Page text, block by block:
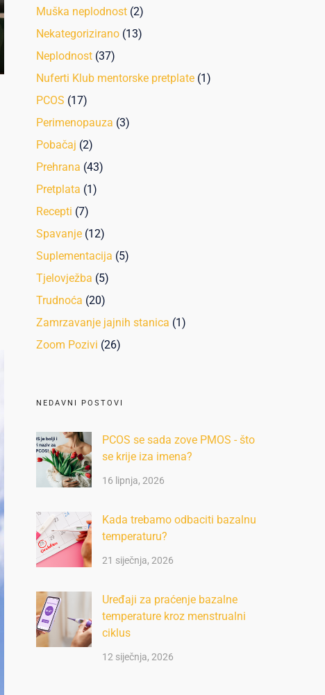
Muška neplodnost (2)
Nekategorizirano (13)
Neplodnost (37)
Nuferti Klub mentorske pretplate (1)
PCOS (17)
Perimenopauza (3)
Pobačaj (2)
Prehrana (43)
Pretplata (1)
Recepti (7)
Spavanje (12)
Suplementacija (5)
Tjelovježba (5)
Trudnoća (20)
Zamrzavanje jajnih stanica (1)
Zoom Pozivi (26)
NEDAVNI POSTOVI
PCOS se sada zove PMOS - što
se krije iza imena?
16 lipnja, 2026
Kada trebamo odbaciti bazalnu
temperaturu?
21 siječnja, 2026
Uređaji za praćenje bazalne
temperature kroz menstrualni
ciklus
12 siječnja, 2026